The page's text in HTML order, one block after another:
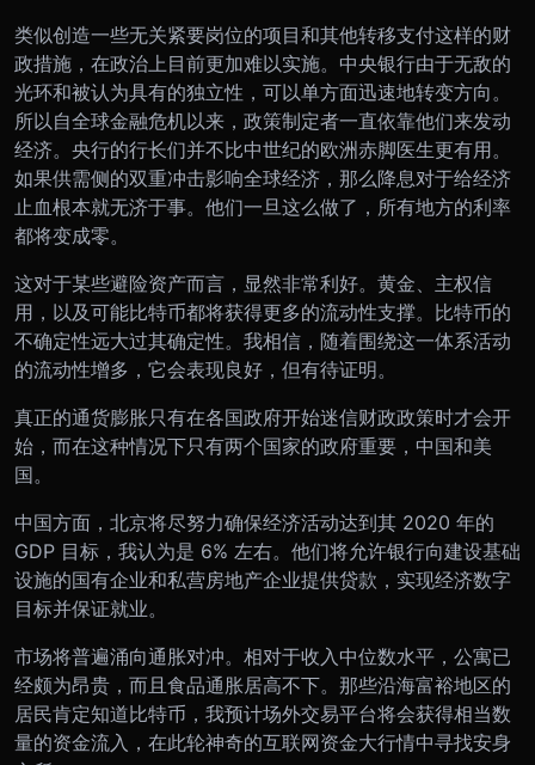
类似创造一些无关紧要岗位的项目和其他转移支付这样的财
政措施，在政治上目前更加难以实施。中央银行由于无敌的
光环和被认为具有的独立性，可以单方面迅速地转变方向。
所以自全球金融危机以来，政策制定者一直依靠他们来发动
经济。央行的行长们并不比中世纪的欧洲赤脚医生更有用。
如果供需侧的双重冲击影响全球经济，那么降息对于给经济
止血根本就无济于事。他们一旦这么做了，所有地方的利率
都将变成零。
这对于某些避险资产而言，显然非常利好。黄金、主权信
用，以及可能比特币都将获得更多的流动性支撑。比特币的
不确定性远大过其确定性。我相信，随着围绕这一体系活动
的流动性增多，它会表现良好，但有待证明。
真正的通货膨胀只有在各国政府开始迷信财政政策时才会开
始，而在这种情况下只有两个国家的政府重要，中国和美
国。
中国方面，北京将尽努力确保经济活动达到其 2020 年的
GDP 目标，我认为是 6% 左右。他们将允许银行向建设基础
设施的国有企业和私营房地产企业提供贷款，实现经济数字
目标并保证就业。
市场将普遍涌向通胀对冲。相对于收入中位数水平，公寓已
经颇为昂贵，而且食品通胀居高不下。那些沿海富裕地区的
居民肯定知道比特币，我预计场外交易平台将会获得相当数
量的资金流入，在此轮神奇的互联网资金大行情中寻找安身